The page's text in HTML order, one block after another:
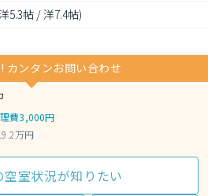
5.3帖 / 洋7.4帖)
カンタンお問い合わせ
費3,000円
万円
空室状況が知りたい